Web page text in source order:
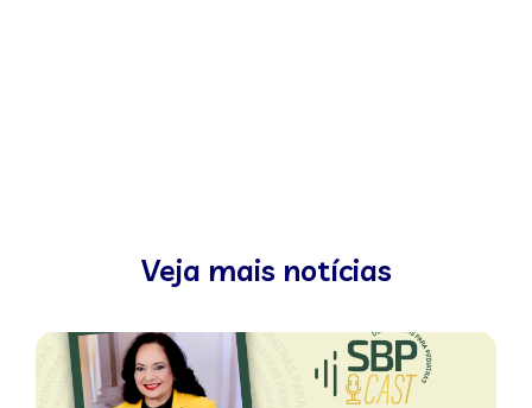
Veja mais notícias